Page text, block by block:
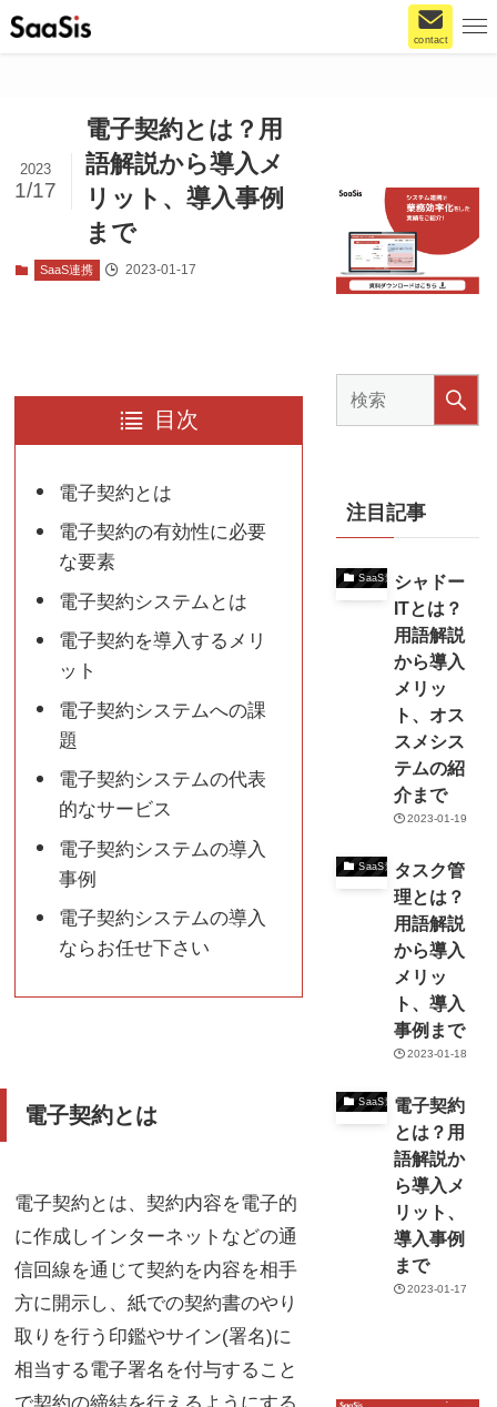
contact
電子契約とは？用
語解説から導入メ
リット、導入事例
まで
2023
1/17
SaaS連携 2023-01-17
目次
電子契約とは
電子契約の有効性に必要
な要素
電子契約システムとは
電子契約を導入するメリ
ット
電子契約システムへの課
題
電子契約システムの代表
的なサービス
電子契約システムの導入
事例
電子契約システムの導入
ならお任せ下さい
電子契約とは
電子契約とは、契約内容を電子的
に作成しインターネットなどの通
信回線を通じて契約を内容を相手
方に開示し、紙での契約書のやり
取りを行う印鑑やサイン(署名)に
相当する電子署名を付与すること
注目記事
SaaS連携シャドー
ITとは？
用語解説
から導入
メリッ
ト、オス
スメシス
テムの紹
介まで
2023-01-19
SaaS連携タスク管
理とは？
用語解説
から導入
メリッ
ト、導入
事例まで
2023-01-18
SaaS連携電子契約
とは？用
語解説か
ら導入メ
リット、
導入事例
まで
2023-01-17